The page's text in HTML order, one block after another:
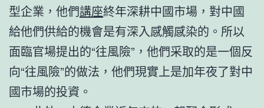
型企業，他們講座終年深耕中國市場，對中國
給他們供給的機會是有深入感觸感染的。所以
面臨官場提出的“往風險”，他們采取的是一個反
向“往風險”的做法，他們現實上是加年夜了對中
國市場的投資。